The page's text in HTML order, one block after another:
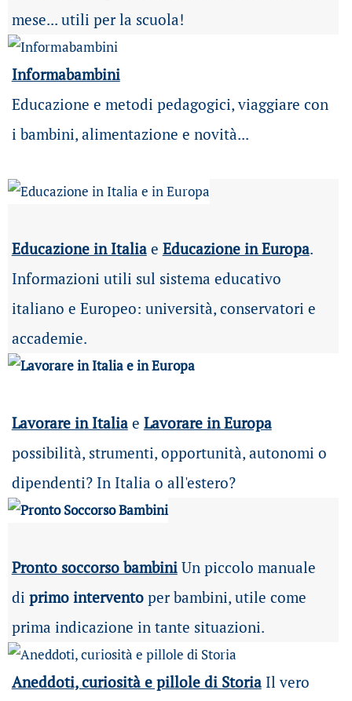
mese... utili per la scuola!
Informabambini
Educazione e metodi pedagogici, viaggiare con
i bambini, alimentazione e novità...
Educazione in Italiae Educazione in Europa.
Informazioni utili sul sistema educativo
italiano e Europeo: università, conservatori e
accademie.
Lavorare in Italia e Lavorare in Europa
possibilità, strumenti, opportunità, autonomi o
dipendenti? In Italia o all'estero?
Pronto soccorso bambiniUn piccolo manuale
di primo interventoper bambini, utile come
prima indicazione in tante situazioni.
Aneddoti, curiosità e pillole di Storia Il vero